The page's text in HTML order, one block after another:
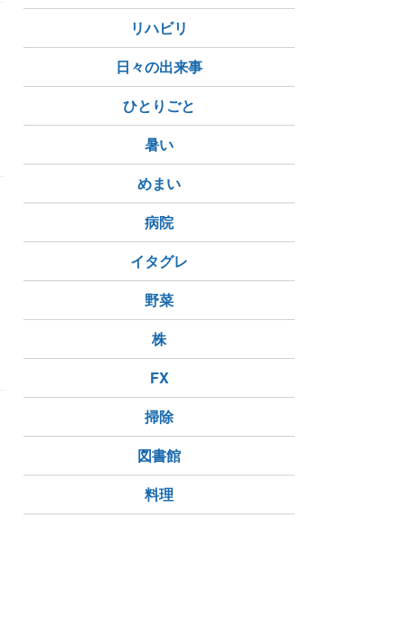
リハビリ
日々の出来事
ひとりごと
暑い
めまい
病院
イタグレ
野菜
株
FX
掃除
図書館
料理